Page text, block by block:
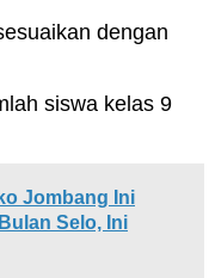
dengan
siswa kelas 9
Jombang Ini
Selo, Ini